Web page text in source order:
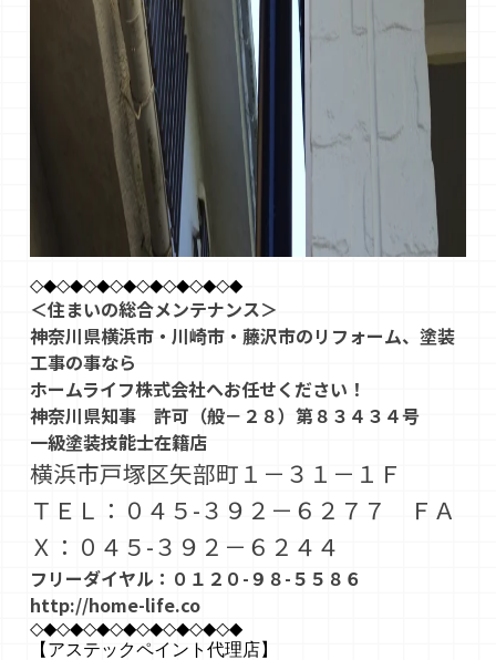
◇◆◇◆◇◆◇◆◇◆◇◆◇◆◇◆
＜住まいの総合メンテナンス＞
神奈川県横浜市・川崎市・藤沢市のリフォーム、塗装
工事の事なら
ホームライフ株式会社へお任せください！
神奈川県知事 許可（般－２８）第８３４３４号
一級塗装技能士在籍店
横浜市戸塚区矢部町１－３１－１Ｆ
ＴＥＬ：０４５-３９２－６２７７ ＦＡ
Ｘ：０４５-３９２－６２４４
フリーダイヤル：０１２０-９８-５５８６
http://home-life.co
◇◆◇◆◇◆◇◆◇◆◇◆◇◆◇◆
【アステックペイント代理店】